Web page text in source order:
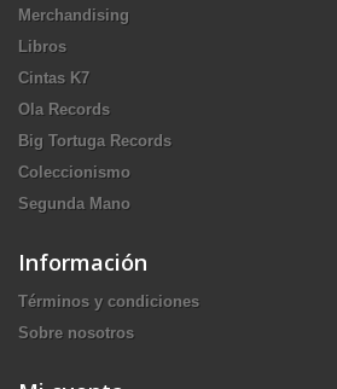
Merchandising
Libros
Cintas K7
Ola Records
Big Tortuga Records
Coleccionismo
Segunda Mano
Información
Términos y condiciones
Sobre nosotros